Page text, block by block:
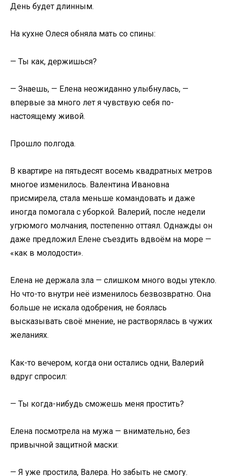
День будет длинным.
На кухне Олеся обняла мать со спины:
— Ты как, держишься?
— Знаешь, — Елена неожиданно улыбнулась, —
впервые за много лет я чувствую себя по-
настоящему живой.
Прошло полгода.
В квартире на пятьдесят восемь квадратных метров
многое изменилось. Валентина Ивановна
присмирела, стала меньше командовать и даже
иногда помогала с уборкой. Валерий, после недели
угрюмого молчания, постепенно оттаял. Однажды он
даже предложил Елене съездить вдвоём на море —
«как в молодости».
Елена не держала зла — слишком много воды утекло.
Но что-то внутри неё изменилось безвозвратно. Она
больше не искала одобрения, не боялась
высказывать своё мнение, не растворялась в чужих
желаниях.
Как-то вечером, когда они остались одни, Валерий
вдруг спросил:
— Ты когда-нибудь сможешь меня простить?
Елена посмотрела на мужа — внимательно, без
привычной защитной маски:
— Я уже простила, Валера. Но забыть не смогу.